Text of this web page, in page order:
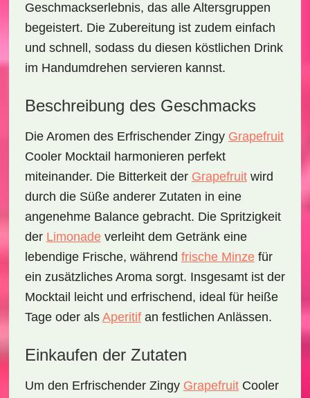
Geschmackserlebnis, das alle Altersgruppen
begeistert. Die Zubereitung ist zudem einfach
und schnell, sodass du diesen köstlichen Drink
im Handumdrehen servieren kannst.
Beschreibung des Geschmacks
Die Aromen des Erfrischender Zingy Grapefruit
Cooler Mocktail harmonieren perfekt
miteinander. Die Bitterkeit der Grapefruitwird
durch die Süße anderer Zutaten in eine
angenehme Balance gebracht. Die Spritzigkeit
der Limonadeverleiht dem Getränk eine
lebendige Frische, während frische Minzefür
ein zusätzliches Aroma sorgt. Insgesamt ist der
Mocktail leicht und erfrischend, ideal für heiße
Tage oder als Aperitifan festlichen Anlässen.
Einkaufen der Zutaten
Um den Erfrischender Zingy GrapefruitCooler